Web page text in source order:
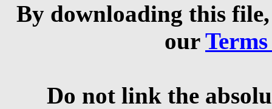
By downloading this
our
Do not link the